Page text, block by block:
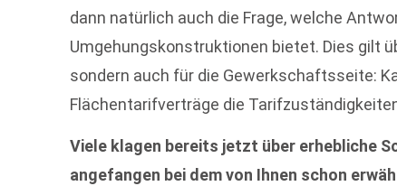
dann natürlich auch die Frage, welche
Umgehungskonstruktionen bietet. Dies gilt
sondern auch für die Gewerkschaftsseite:
Flächentarifverträge die
Viele klagen bereits jetzt über erhebliche
angefangen bei dem von Ihnen schon